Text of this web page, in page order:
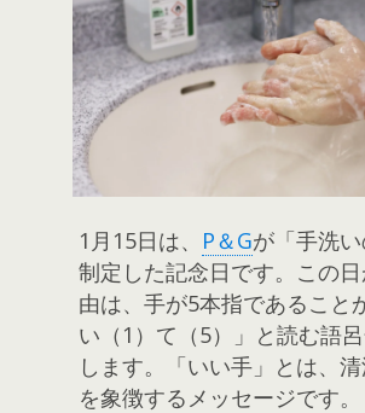
1月15日は、 P＆Gが「手洗
制定した記念日です。この
由は、手が5本指であること
い（1）て（5）」と読む語
します。「いい手」とは、
を象徴するメッセージです。